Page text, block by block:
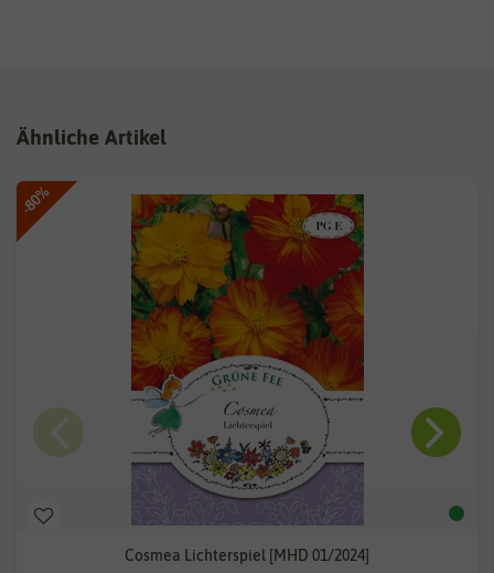
Ähnliche Artikel
-80%
Cosmea Lichterspiel [MHD 01/2024]